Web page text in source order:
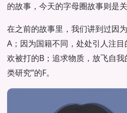
的故事，今天的字母圈故事则是
在之前的故事里，我们讲到过因
A；因为国籍不同，处处引人注
欢被打的B；追求物质，放飞自我
类研究”的F。